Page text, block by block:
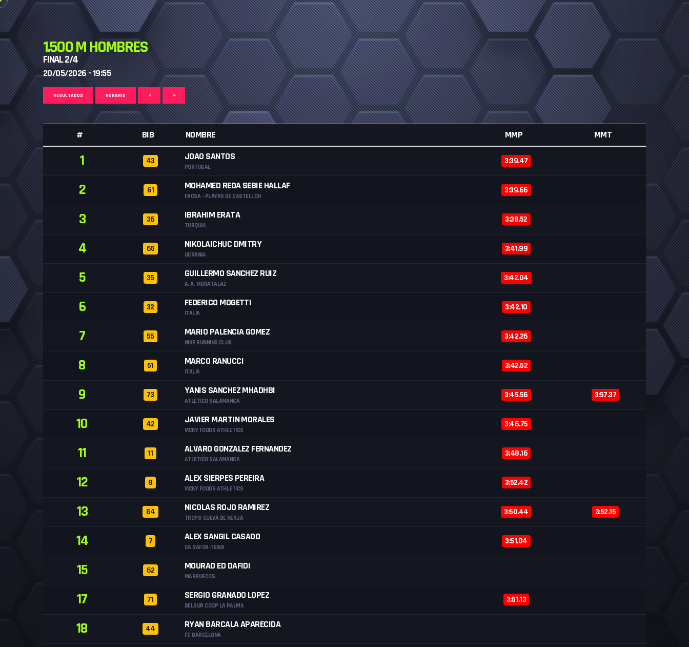
1.500 M HOMBRES
FINAL 2/4
20/05/2026 - 19:55
RESULTADOS HORARIO < >
# BIB NOMBRE MMP MMT
1 43 JOAO SANTOS
PORTUGAL
3:39.47
2 61 MOHAMED REDA SEBIE HALLAF
FACSA - PLAYAS DE CASTELLÓN
3:39.66
3 36 IBRAHIM ERATA
TURQUIA
3:38.52
4 65 NIKOLAICHUC DMITRY
UCRANIA
3:41.99
5 35 GUILLERMO SANCHEZ RUIZ
A. A. MORATALAZ
3:42.04
6 32 FEDERICO MOGETTI
ITALIA
3:42.10
7 55 MARIO PALENCIA GOMEZ
NIKE RUNNING CLUB
3:42.26
8 51 MARCO RANUCCI
ITALIA
3:42.52
9 73 YANIS SANCHEZ MHADHBI
ATLETICO SALAMANCA
3:45.56 3:57.37
10 42 JAVIER MARTIN MORALES
VICKY FOODS ATHLETICS
3:46.75
11 11 ALVARO GONZALEZ FERNANDEZ
ATLETICO SALAMANCA
3:48.16
12 8 ALEX SIERPES PEREIRA
VICKY FOODS ATHLETICS
3:52.42
13 64 NICOLAS ROJO RAMIREZ
TROPS-CUEVA DE NERJA
3:50.44 3:52.15
14 7 ALEX SANGIL CASADO
CA SAFOR-TEIKA
3:51.04
15 62 MOURAD ED DAFIDI
MARRUECOS
17 71 SERGIO GRANADO LOPEZ
DELSUR COOP LA PALMA
3:51.13
18 44 RYAN BARCALA APARECIDA
FC BARCELONA